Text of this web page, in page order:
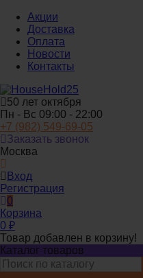
Акции
Доставка
Оплата
Новости
Контакты
50 лет октября
Пн - Вс 09:00 - 22:00
+7 (982) 549-69-05
Заказать звонок
Москва
Вход
Регистрация
0
Корзина
0 ₽
Товар добавлен в корзину!
Каталог товаров